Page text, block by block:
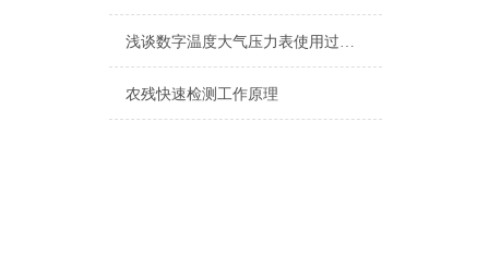
浅谈数字温度大气压力表使用过程中的注意事项
农残快速检测工作原理